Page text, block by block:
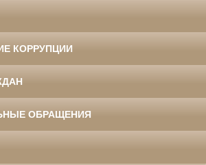
КОРРУПЦИИ
ОБРАЩЕНИЯ